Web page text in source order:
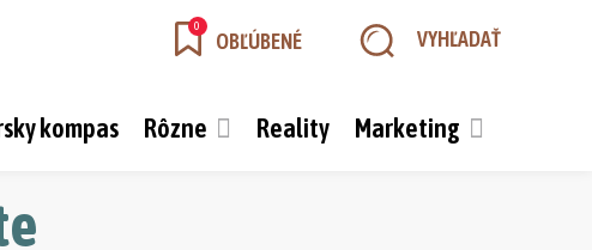
VYHĽADAŤ
0
OBĽÚBENÉ
kompas Rôzne Reality Marketing